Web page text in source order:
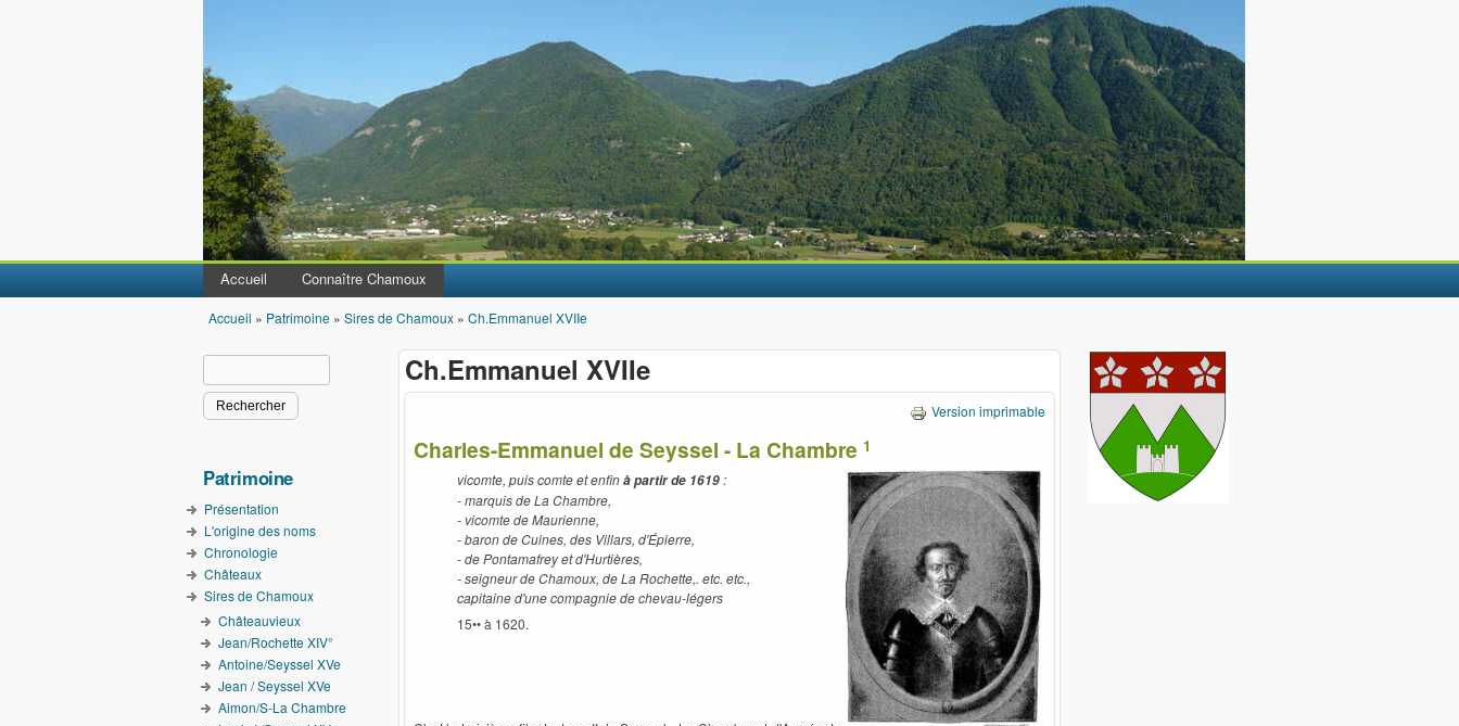
Accueil Connaître Chamoux
Vous êtes ici
Accueil » Patrimoine » Sires de Chamoux » Ch.Emmanuel XVIIe
Ch.Emmanuel XVIIe
Version imprimable
Charles-Emmanuel de Seyssel - La Chambre 1
vicomte, puis comte et enfinà partir de 1619 :
- marquis de La Chambre,
- vicomte de Maurienne,
- baron de Cuines, des Villars, d'Épierre,
- de Pontamafrey et d'Hurtières,
- seigneur de Chamoux, de La Rochette,. etc. etc.,
capitaine d'une compagnie de chevau-légers
15•• à 1620.
Formulaire de recherche
Patrimoine
Présentation
L'origine des noms
Chronologie
Châteaux
Sires de Chamoux
Châteauvieux
Jean/Rochette XIV°
Antoine/Seyssel XVe
Jean / Seyssel XVe
Aimon/S-La Chambre